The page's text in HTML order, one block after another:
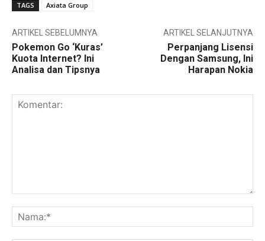
TAGS Axiata Group
ARTIKEL SEBELUMNYA
Pokemon Go ‘Kuras’
Kuota Internet? Ini
Analisa dan Tipsnya
ARTIKEL SELANJUTNYA
Perpanjang Lisensi
Dengan Samsung, Ini
Harapan Nokia